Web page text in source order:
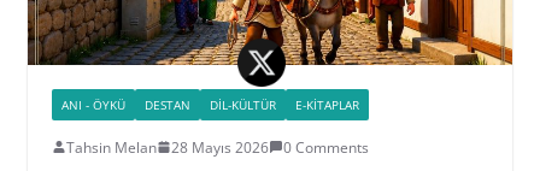
ANI - ÖYKÜ DESTAN DIL-KÜLTÜR E-KITAPLAR
Tahsin Melan 28 Mayıs 2026 0 Comments